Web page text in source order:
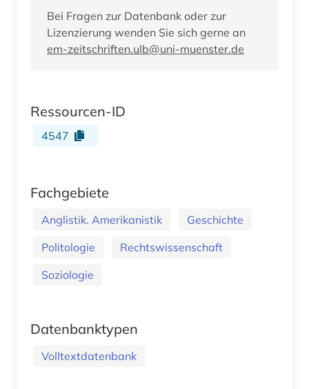
Bei Fragen zur Datenbank oder zur
Lizenzierung wenden Sie sich gerne an
em-zeitschriften.ulb@uni-muenster.de
Ressourcen-ID
4547
Fachgebiete
Anglistik. Amerikanistik
Geschichte
Politologie
Rechtswissenschaft
Soziologie
Datenbanktypen
Volltextdatenbank